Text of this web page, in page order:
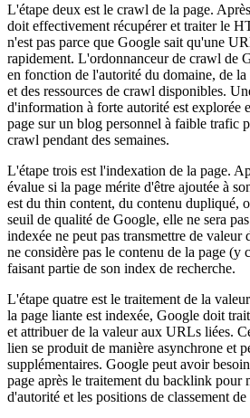
L'étape deux est le crawl de la page.
doit effectivement récupérer et traiter le
n'est pas parce que Google sait qu'une
rapidement. L'ordonnanceur de crawl de
en fonction de l'autorité du domaine, de la
et des ressources de crawl disponibles.
d'information à forte autorité est explorée
page sur un blog personnel à faible trafic
crawl pendant des semaines.
L'étape trois est l'indexation de la page.
évalue si la page mérite d'être ajoutée à
est du thin content, du contenu dupliqué,
seuil de qualité de Google, elle ne sera
indexée ne peut pas transmettre de valeur
ne considère pas le contenu de la page (y
faisant partie de son index de recherche.
L'étape quatre est le traitement de la
la page liante est indexée, Google doit
et attribuer de la valeur aux URLs liées.
lien se produit de manière asynchrone et
supplémentaires. Google peut avoir
page après le traitement du backlink pour
d'autorité et les positions de classement de